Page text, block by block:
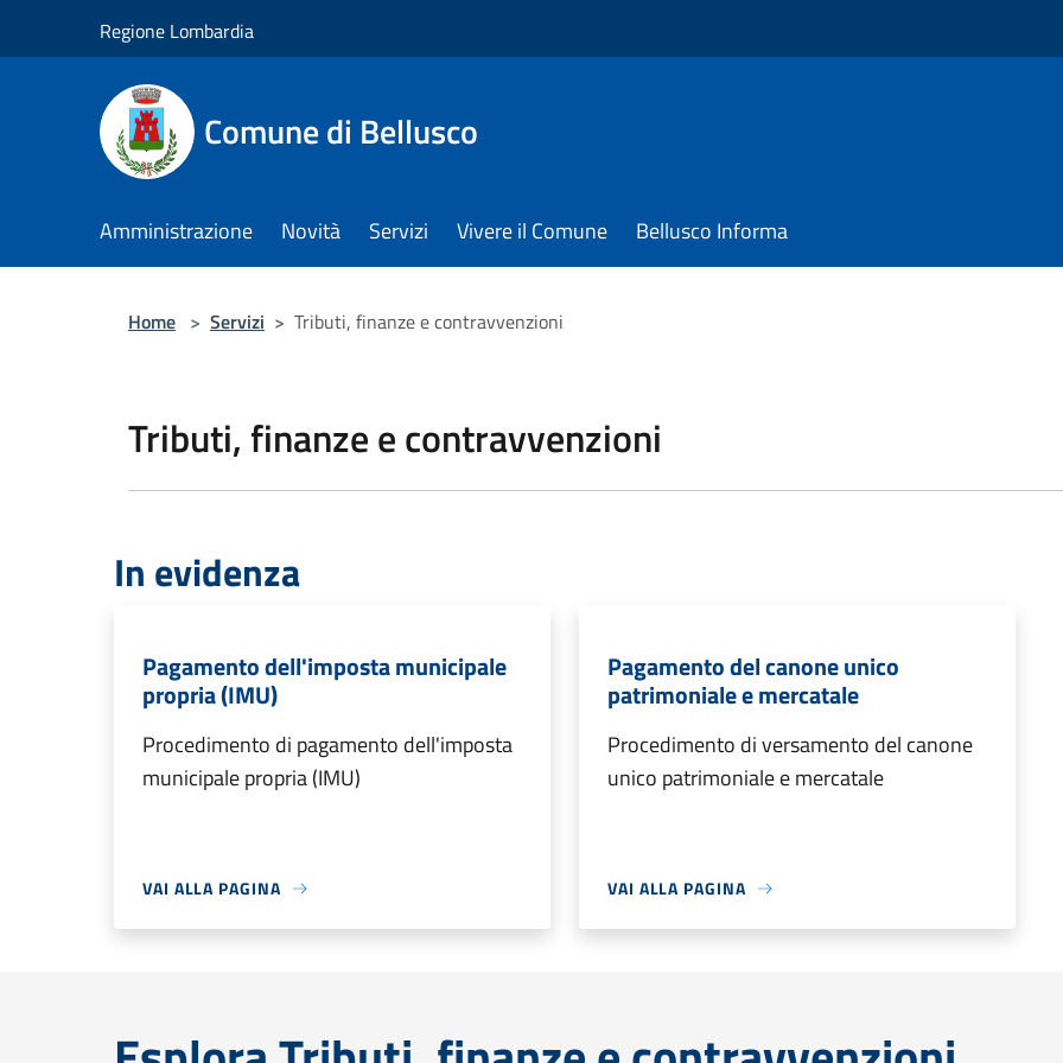
Regione Lombardia
Comune di Bellusco
Amministrazione Novità Servizi Vivere il Comune Bellusco Informa
Home > Servizi > Tributi, finanze e contravvenzioni
Tributi, finanze e contravvenzioni
In evidenza
Pagamento dell'imposta municipale
propria (IMU)
Procedimento di pagamento dell'imposta
municipale propria (IMU)
VAI ALLA PAGINA
Pagamento del canone unico
patrimoniale e mercatale
Procedimento di versamento del canone
unico patrimoniale e mercatale
VAI ALLA PAGINA